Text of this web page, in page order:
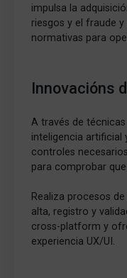
impulsa la
riesgos y el fraude
normativas para
Innovacións
A través de
inteligencia artificial
controles
para comprobar
Realiza procesos
alta, registro y
cross-platform y
experiencia UX/UI.